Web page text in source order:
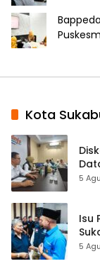
Kota
5
Isu
5